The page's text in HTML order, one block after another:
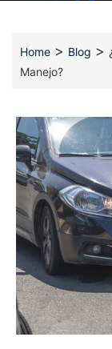
Home > Blog >
Manejo?